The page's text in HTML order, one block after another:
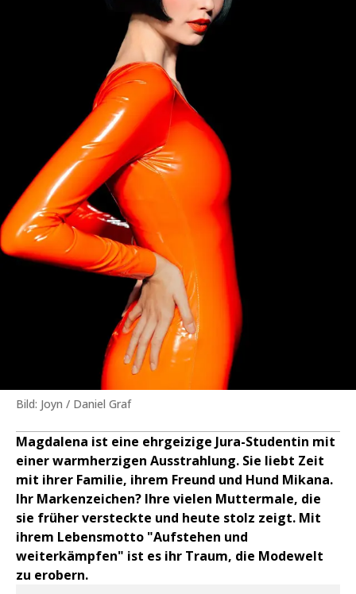
Bild: Joyn / Daniel Graf
Magdalena ist eine ehrgeizige Jura-Studentin mit
einer warmherzigen Ausstrahlung. Sie liebt Zeit
mit ihrer Familie, ihrem Freund und Hund Mikana.
Ihr Markenzeichen? Ihre vielen Muttermale, die
sie früher versteckte und heute stolz zeigt. Mit
ihrem Lebensmotto "Aufstehen und
weiterkämpfen" ist es ihr Traum, die Modewelt
zu erobern.